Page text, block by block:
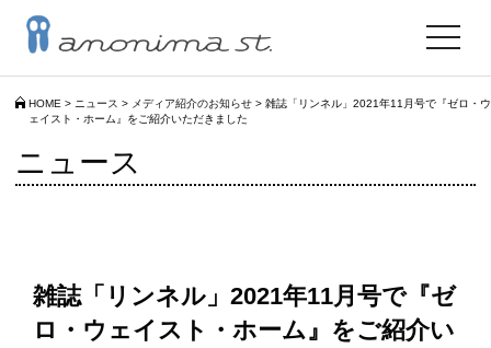
HOME > ニュース > メディア紹介のお知らせ > 雑誌「リンネル」2021年11月号で『ゼロ・ウ
ェイスト・ホーム』をご紹介いただきました
toggle
ニュース
雑誌「リンネル」2021年11月号で『ゼ
ロ・ウェイスト・ホーム』をご紹介い